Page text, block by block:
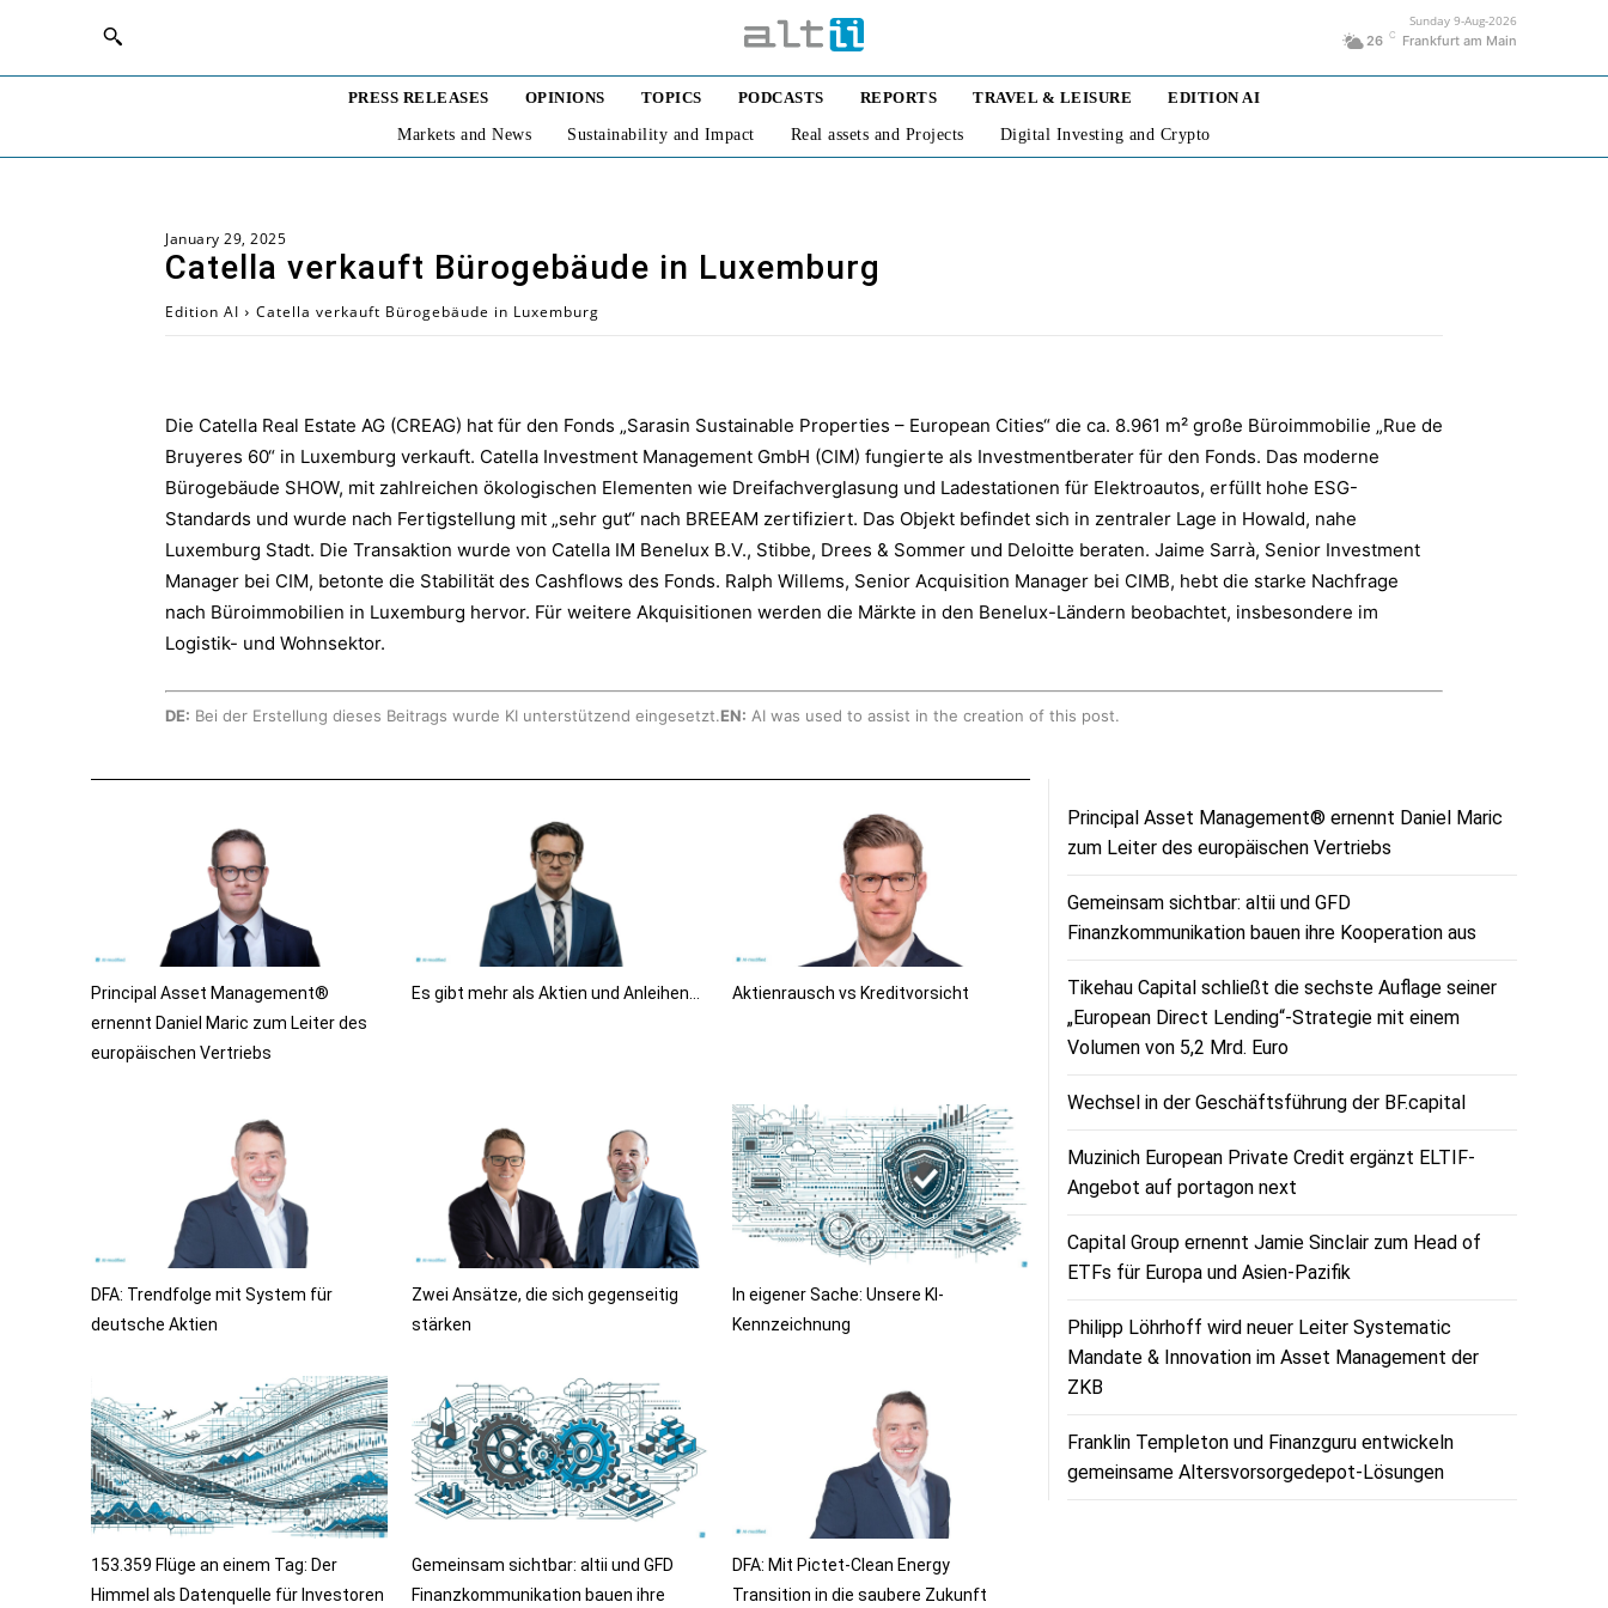
Sunday 9-Aug-2026
26 C Frankfurt am Main
PRESS RELEASES OPINIONS TOPICS PODCASTS REPORTS TRAVEL & LEISURE EDITION AI
Markets and News Sustainability and Impact Real assets and Projects Digital Investing and Crypto
January 29, 2025
Catella verkauft Bürogebäude in Luxemburg
Edition AI Catella verkauft Bürogebäude in Luxemburg
Die Catella Real Estate AG (CREAG) hat für den Fonds „Sarasin Sustainable Properties – European Cities“ die ca. 8.961 m² große Büroimmobilie „Rue de
Bruyeres 60“ in Luxemburg verkauft. Catella Investment Management GmbH (CIM) fungierte als Investmentberater für den Fonds. Das moderne
Bürogebäude SHOW, mit zahlreichen ökologischen Elementen wie Dreifachverglasung und Ladestationen für Elektroautos, erfüllt hohe ESG-
Standards und wurde nach Fertigstellung mit „sehr gut“ nach BREEAM zertifiziert. Das Objekt befindet sich in zentraler Lage in Howald, nahe
Luxemburg Stadt. Die Transaktion wurde von Catella IM Benelux B.V., Stibbe, Drees & Sommer und Deloitte beraten. Jaime Sarrà, Senior Investment
Manager bei CIM, betonte die Stabilität des Cashflows des Fonds. Ralph Willems, Senior Acquisition Manager bei CIMB, hebt die starke Nachfrage
nach Büroimmobilien in Luxemburg hervor. Für weitere Akquisitionen werden die Märkte in den Benelux-Ländern beobachtet, insbesondere im
Logistik- und Wohnsektor.
DE: Bei der Erstellung dieses Beitrags wurde KI unterstützend eingesetzt.EN: AI was used to assist in the creation of this post.
Principal Asset Management®
ernennt Daniel Maric zum Leiter des
europäischen Vertriebs
Es gibt mehr als Aktien und Anleihen… Aktienrausch vs Kreditvorsicht
DFA: Trendfolge mit System für
deutsche Aktien
Zwei Ansätze, die sich gegenseitig
stärken
In eigener Sache: Unsere KI-
Kennzeichnung
153.359 Flüge an einem Tag: Der
Himmel als Datenquelle für Investoren
Gemeinsam sichtbar: altii und GFD
Finanzkommunikation bauen ihre
DFA: Mit Pictet-Clean Energy
Transition in die saubere Zukunft
Principal Asset Management® ernennt Daniel Maric
zum Leiter des europäischen Vertriebs
Gemeinsam sichtbar: altii und GFD
Finanzkommunikation bauen ihre Kooperation aus
Tikehau Capital schließt die sechste Auflage seiner
„European Direct Lending“-Strategie mit einem
Volumen von 5,2 Mrd. Euro
Wechsel in der Geschäftsführung der BF.capital
Muzinich European Private Credit ergänzt ELTIF-
Angebot auf portagon next
Capital Group ernennt Jamie Sinclair zum Head of
ETFs für Europa und Asien-Pazifik
Philipp Löhrhoff wird neuer Leiter Systematic
Mandate & Innovation im Asset Management der
ZKB
Franklin Templeton und Finanzguru entwickeln
gemeinsame Altersvorsorgedepot-Lösungen